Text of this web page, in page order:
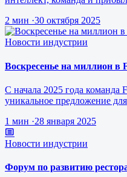
2 мин ·30 октября 2025
Новости индустрии
Воскресенье на миллион
С начала 2025 года команда
уникальное предложение
1 мин ·28 января 2025
Новости индустрии
Форум по развитию